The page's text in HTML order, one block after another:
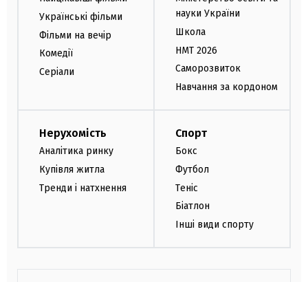
Українські фільми
Фільми на вечір
Комедії
Серіали
науки України
Школа
НМТ 2026
Саморозвиток
Навчання за кордоном
Нерухомість
Аналітика ринку
Купівля житла
Тренди і натхнення
Спорт
Бокс
Футбол
Теніс
Біатлон
Інші види спорту